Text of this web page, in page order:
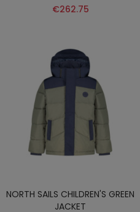
€262.75
NORTH SAILS CHILDREN'S GREEN
JACKET